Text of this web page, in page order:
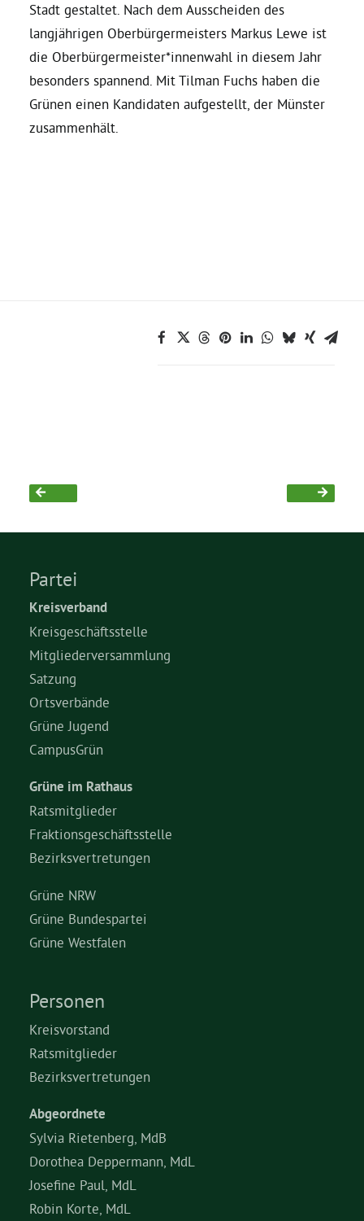
Fraktionsgeschäftsstelle
Bezirksvertretungen
CampusGrün
Aktuelles
Termine
Kontakt
Stadt gestaltet. Nach dem Ausscheiden des
langjährigen Oberbürgermeisters Markus Lewe ist
die Oberbürgermeister*innenwahl in diesem Jahr
besonders spannend. Mit Tilman Fuchs haben die
Grünen einen Kandidaten aufgestellt, der Münster
zusammenhält.
Partei
Kreisverband
Kreisgeschäftsstelle
Mitgliederversammlung
Satzung
Ortsverbände
Grüne Jugend
CampusGrün
Grüne im Rathaus
Ratsmitglieder
Fraktionsgeschäftsstelle
Bezirksvertretungen
Grüne NRW
Grüne Bundespartei
Grüne Westfalen
Personen
Kreisvorstand
Ratsmitglieder
Bezirksvertretungen
Abgeordnete
Sylvia Rietenberg, MdB
Dorothea Deppermann, MdL
Josefine Paul, MdL
Robin Korte, MdL